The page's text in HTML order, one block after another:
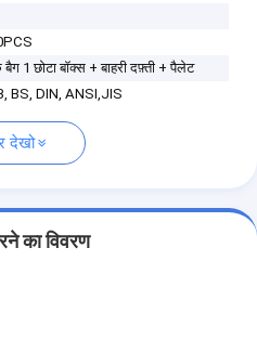
बैग 1 छोटा बॉक्स + बाहरी दफ़्ती + पैलेट
BS, DIN, ANSI,JIS
देखो
का विवरण